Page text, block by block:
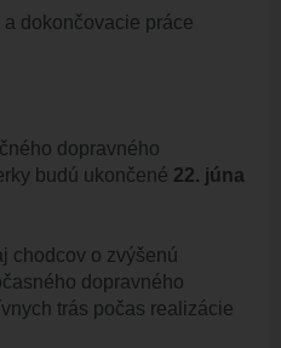
dokončovacie práce
dopravného
budú ukončené 22. júna
chodcov o zvýšenú
dopravného
trás počas realizácie